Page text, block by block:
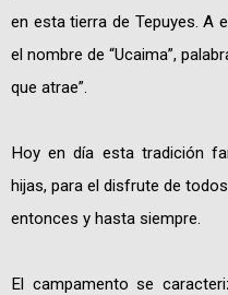
en esta tierra de Tepuyes. A
el nombre de “Ucaima”,
que atrae”.
Hoy en día esta tradición
hijas, para el disfrute de
entonces y hasta siempre.
El campamento se